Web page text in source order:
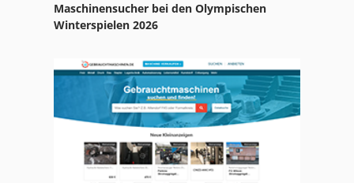
Maschinensucher bei den Olympischen
Winterspielen 2026